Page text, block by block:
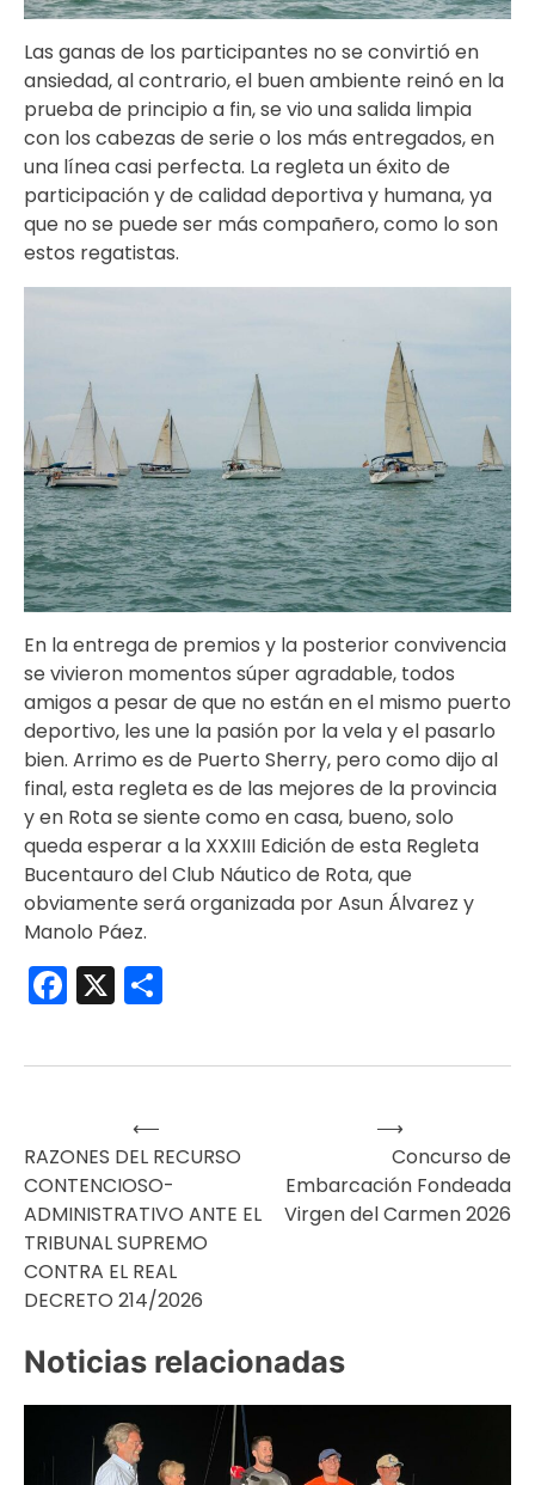
Las ganas de los participantes no se convirtió en
ansiedad, al contrario, el buen ambiente reinó en la
prueba de principio a fin, se vio una salida limpia
con los cabezas de serie o los más entregados, en
una línea casi perfecta. La regleta un éxito de
participación y de calidad deportiva y humana, ya
que no se puede ser más compañero, como lo son
estos regatistas.
En la entrega de premios y la posterior convivencia
se vivieron momentos súper agradable, todos
amigos a pesar de que no están en el mismo puerto
deportivo, les une la pasión por la vela y el pasarlo
bien. Arrimo es de Puerto Sherry, pero como dijo al
final, esta regleta es de las mejores de la provincia
y en Rota se siente como en casa, bueno, solo
queda esperar a la XXXIII Edición de esta Regleta
Bucentauro del Club Náutico de Rota, que
obviamente será organizada por Asun Álvarez y
Manolo Páez.
Facebook
X
Navegación
de
entradas
⟵
RAZONES DEL RECURSO
CONTENCIOSO-
ADMINISTRATIVO ANTE EL
TRIBUNAL SUPREMO
CONTRA EL REAL
DECRETO 214/2026
Concurso de
Embarcación Fondeada
Virgen del Carmen 2026
⟶
Noticias relacionadas